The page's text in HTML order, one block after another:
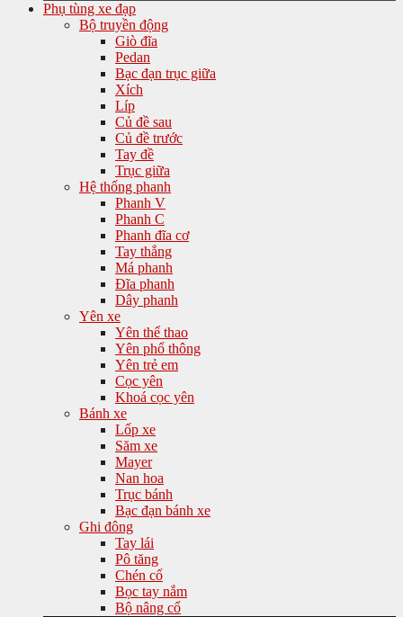
Phụ tùng xe đạp
Bộ truyền động
Giò đĩa
Pedan
Bạc đạn trục giữa
Xích
Líp
Củ đề sau
Củ đề trước
Tay đề
Trục giữa
Hệ thống phanh
Phanh V
Phanh C
Phanh đĩa cơ
Tay thắng
Má phanh
Đĩa phanh
Dây phanh
Yên xe
Yên thể thao
Yên phổ thông
Yên trẻ em
Cọc yên
Khoá cọc yên
Bánh xe
Lốp xe
Săm xe
Mayer
Nan hoa
Trục bánh
Bạc đạn bánh xe
Ghi đông
Tay lái
Pô tăng
Chén cổ
Bọc tay nắm
Bộ nâng cổ